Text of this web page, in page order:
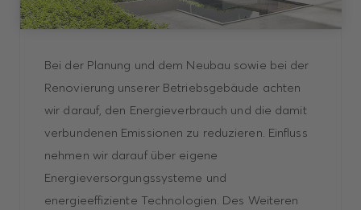
Bei der Planung und dem Neubau sowie bei der
Renovierung unserer Betriebsgebäude achten
wir darauf, den Energieverbrauch und die damit
verbundenen Emissionen zu reduzieren. Einfluss
nehmen wir darauf über eigene
Energieversorgungssysteme und
energieeffiziente Technologien. Des Weiteren